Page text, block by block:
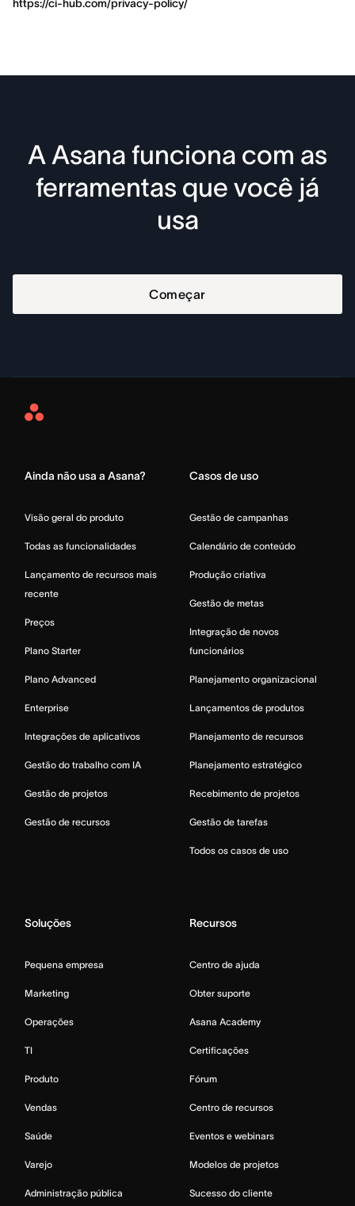
https://ci-hub.com/privacy-policy/
A Asana funciona com as
ferramentas que você já
usa
Começar
Asana
Ainda não usa a Asana?
Visão geral do produto
Todas as funcionalidades
Lançamento de recursos mais
recente
Preços
Plano Starter
Plano Advanced
Enterprise
Integrações de aplicativos
Gestão do trabalho com IA
Gestão de projetos
Gestão de recursos
Casos de uso
Gestão de campanhas
Calendário de conteúdo
Produção criativa
Gestão de metas
Integração de novos
funcionários
Planejamento organizacional
Lançamentos de produtos
Planejamento de recursos
Planejamento estratégico
Recebimento de projetos
Gestão de tarefas
Todos os casos de uso
Soluções
Pequena empresa
Marketing
Operações
TI
Produto
Vendas
Saúde
Varejo
Administração pública
Recursos
Centro de ajuda
Obter suporte
Asana Academy
Certificações
Fórum
Centro de recursos
Eventos e webinars
Modelos de projetos
Sucesso do cliente